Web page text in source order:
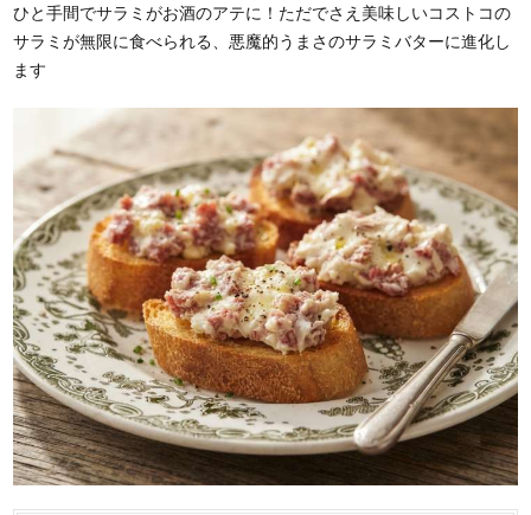
ひと手間でサラミがお酒のアテに！ただでさえ美味しいコストコの
サラミが無限に食べられる、悪魔的うまさのサラミバターに進化し
ます